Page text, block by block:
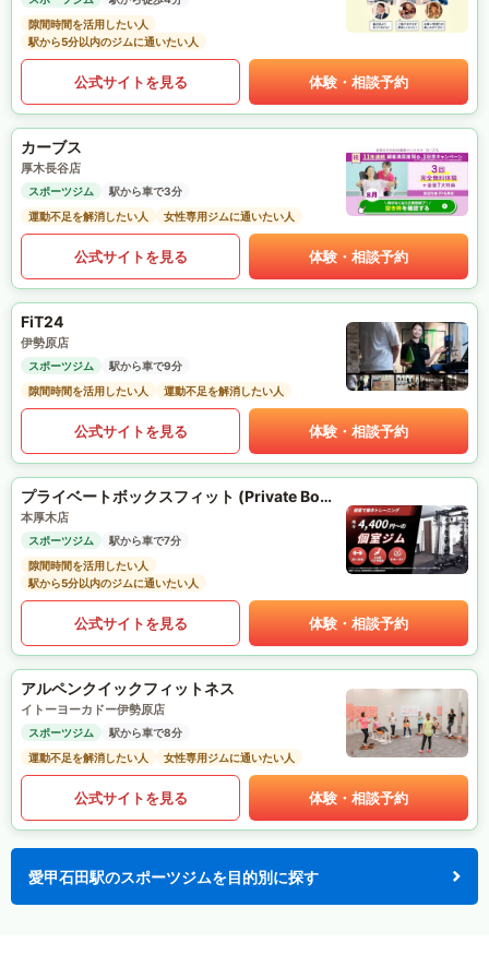
隙間時間を活用したい人
駅から5分以内のジムに通いたい人
公式サイトを見る 体験・相談予約
カーブス
厚木長谷店
スポーツジム
駅から車で3分
運動不足を解消したい人
女性専用ジムに通いたい人
公式サイトを見る 体験・相談予約
FiT24
伊勢原店
スポーツジム
駅から車で9分
隙間時間を活用したい人
運動不足を解消したい人
公式サイトを見る 体験・相談予約
プライベートボックスフィット (Private Box Fit)
本厚木店
スポーツジム
駅から車で7分
隙間時間を活用したい人
駅から5分以内のジムに通いたい人
公式サイトを見る 体験・相談予約
アルペンクイックフィットネス
イトーヨーカドー伊勢原店
スポーツジム
駅から車で8分
運動不足を解消したい人
女性専用ジムに通いたい人
公式サイトを見る 体験・相談予約
愛甲石田駅のスポーツジムを目的別に探す